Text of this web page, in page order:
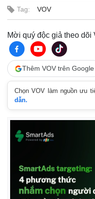
Tag: VOV
Mời quý độc giả theo dõi
Thêm VOV trên Google
Chọn VOV làm nguồn ưu
dẫn.